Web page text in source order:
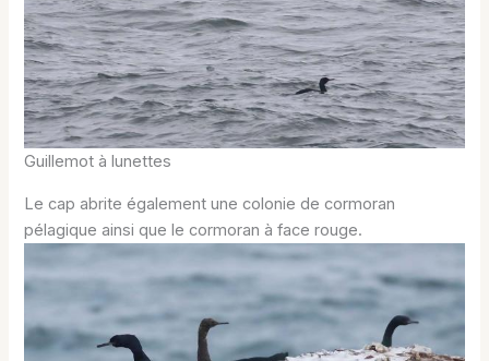
Guillemot à lunettes
Le cap abrite également une colonie de cormoran
pélagique ainsi que le cormoran à face rouge.